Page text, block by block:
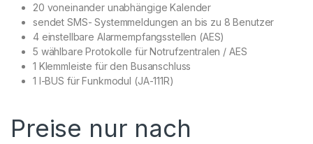
20 voneinander unabhängige Kalender
sendet SMS- Systemmeldungen an bis zu 8 Benutzer
4 einstellbare Alarmempfangsstellen (AES)
5 wählbare Protokolle für Notrufzentralen / AES
1 Klemmleiste für den Busanschluss
1 I-BUS für Funkmodul (JA-111R)
Preise nur nach